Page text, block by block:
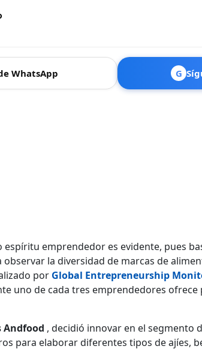
WhatsApp G
espíritu emprendedor es evidente, pues
la diversidad de marcas de
por Global Entrepreneurship
uno de cada tres emprendedores
Andfood , decidió innovar en el segmento
para elaborar diferentes tipos de ajíes,